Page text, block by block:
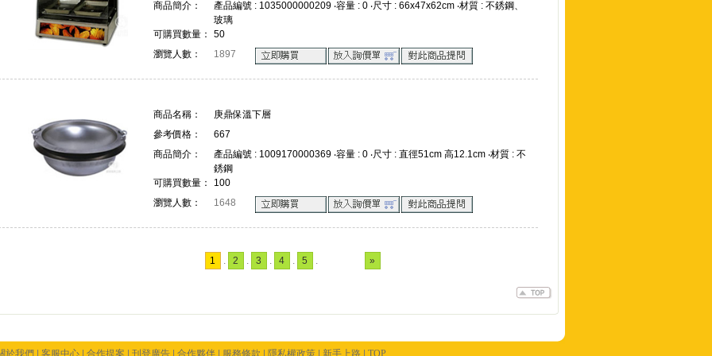
商品簡介：
產品編號 : 1035000000209 ‧容量 : 0 ‧尺寸 : 66x47x62cm ‧材質 : 不銹鋼、
玻璃
可購買數量：
50
瀏覽人數：
1897
商品名稱：
庚鼎保溫下層
參考價格：
667
商品簡介：
產品編號 : 1009170000369 ‧容量 : 0 ‧尺寸 : 直徑51cm 高12.1cm ‧材質 : 不
銹鋼
可購買數量：
100
瀏覽人數：
1648
1 . 2 . 3 . 4 . 5 . »
於我們 客服中心 合作提案 刊登廣告 合作夥伴 服務條款 隱私權政策 新手上路 TOP